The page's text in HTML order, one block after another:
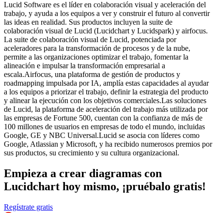
Lucid Software es el líder en colaboración visual y aceleración del
trabajo, y ayuda a los equipos a ver y construir el futuro al convertir
las ideas en realidad. Sus productos incluyen la suite de
colaboración visual de Lucid (Lucidchart y Lucidspark) y airfocus.
La suite de colaboración visual de Lucid, potenciada por
aceleradores para la transformación de procesos y de la nube,
permite a las organizaciones optimizar el trabajo, fomentar la
alineación e impulsar la transformación empresarial a
escala.Airfocus, una plataforma de gestión de productos y
roadmapping impulsada por IA, amplía estas capacidades al ayudar
a los equipos a priorizar el trabajo, definir la estrategia del producto
y alinear la ejecución con los objetivos comerciales.Las soluciones
de Lucid, la plataforma de aceleración del trabajo más utilizada por
las empresas de Fortune 500, cuentan con la confianza de más de
100 millones de usuarios en empresas de todo el mundo, incluidas
Google, GE y NBC Universal.Lucid se asocia con líderes como
Google, Atlassian y Microsoft, y ha recibido numerosos premios por
sus productos, su crecimiento y su cultura organizacional.
Empieza a crear diagramas con
Lucidchart hoy mismo, ¡pruébalo gratis!
Regístrate gratis